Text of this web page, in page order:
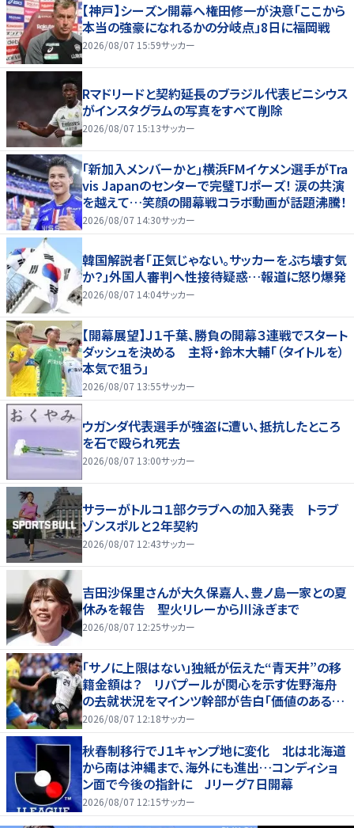
【神戸】シーズン開幕へ権田修一が決意「ここから
本当の強豪になれるかの分岐点」8日に福岡戦
2026/08/07 15:59サッカー
Rマドリードと契約延長のブラジル代表ビニシウス
がインスタグラムの写真をすべて削除
2026/08/07 15:13サッカー
｢新加入メンバーかと｣横浜FMイケメン選手がTra
vis Japanのセンターで完璧TJポーズ！ 涙の共演
を越えて…笑顔の開幕戦コラボ動画が話題沸騰！
2026/08/07 14:30サッカー
韓国解説者「正気じゃない。サッカーをぶち壊す気
か？」外国人審判へ性接待疑惑…報道に怒り爆発
2026/08/07 14:04サッカー
【開幕展望】Ｊ１千葉、勝負の開幕３連戦でスタート
ダッシュを決める 主将・鈴木大輔「（タイトルを）
本気で狙う」
2026/08/07 13:55サッカー
ウガンダ代表選手が強盗に遭い、抵抗したところ
を石で殴られ死去
2026/08/07 13:00サッカー
サラーがトルコ１部クラブへの加入発表 トラブ
ゾンスポルと２年契約
2026/08/07 12:43サッカー
吉田沙保里さんが大久保嘉人、豊ノ島一家との夏
休みを報告 聖火リレーから川泳ぎまで
2026/08/07 12:25サッカー
「サノに上限はない」独紙が伝えた“青天井”の移
籍金額は？ リバプールが関心を示す佐野海舟
の去就状況をマインツ幹部が告白「価値のあるも
のになる」
2026/08/07 12:18サッカー
秋春制移行でＪ１キャンプ地に変化 北は北海道
から南は沖縄まで、海外にも進出…コンディショ
ン面で今後の指針に Jリーグ７日開幕
2026/08/07 12:15サッカー